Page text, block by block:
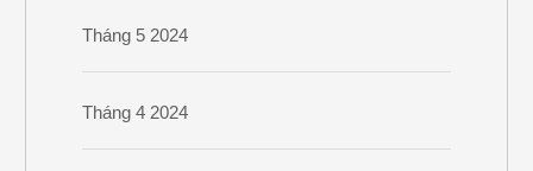
Tháng 5 2024
Tháng 4 2024